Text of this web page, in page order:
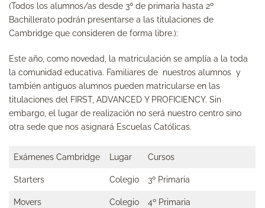
(Todos los alumnos/as desde 3º de primaria hasta 2º
Bachillerato podrán presentarse a las titulaciones de
Cambridge que consideren de forma libre.):
Este año, como novedad, la matriculación se amplía a la toda
la comunidad educativa. Familiares de nuestros alumnos y
también antiguos alumnos pueden matricularse en las
titulaciones del FIRST, ADVANCED Y PROFICIENCY. Sin
embargo, el lugar de realización no será nuestro centro sino
otra sede que nos asignará Escuelas Católicas.
Exámenes Cambridge Lugar Cursos
Starters Colegio 3º Primaria
Movers Colegio 4º Primaria